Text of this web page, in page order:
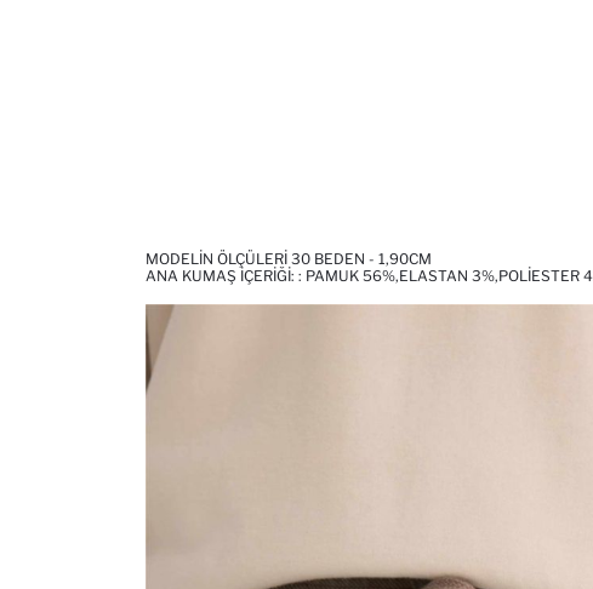
MODELIN ÖLÇÜLERI 30 BEDEN - 1,90CM
ANA KUMAŞ İÇERIĞI: : PAMUK 56%,ELASTAN 3%,POLIESTER